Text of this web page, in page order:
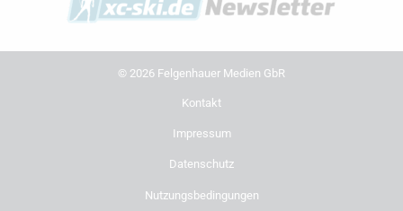
© 2026 Felgenhauer Medien GbR
Kontakt
Impressum
Datenschutz
Nutzungsbedingungen